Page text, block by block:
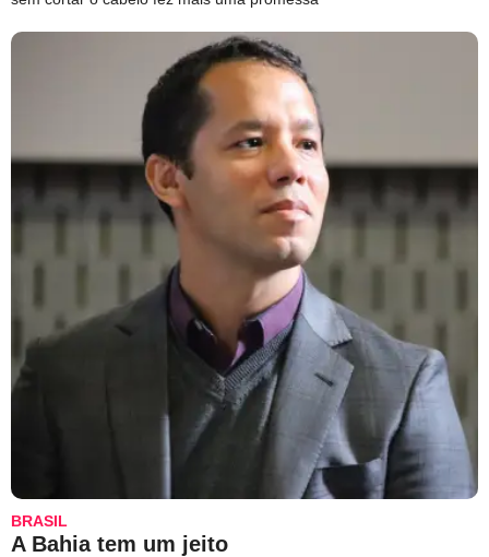
BRASIL
A Bahia tem um jeito